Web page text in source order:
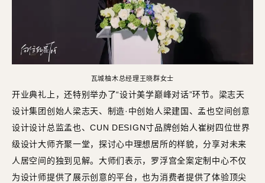
瓦城柚木总经理王晓群女士
开业典礼上，还特别举办了“设计美学巅峰对话”环节。梁志天
设计集团创始人梁志天、制造·中创始人梁建国、孟也空间创意
设计设计总监孟也、CUN DESIGN寸品牌创始人崔树四位世界
级设计大师齐聚一堂，探讨心中理想居所的样貌，分享对未来
人居空间的独到见解。大师们表示，罗浮宫全案定制中心不仅
为设计师提供了展示创意的平台，也为消费者提供了体验顶尖